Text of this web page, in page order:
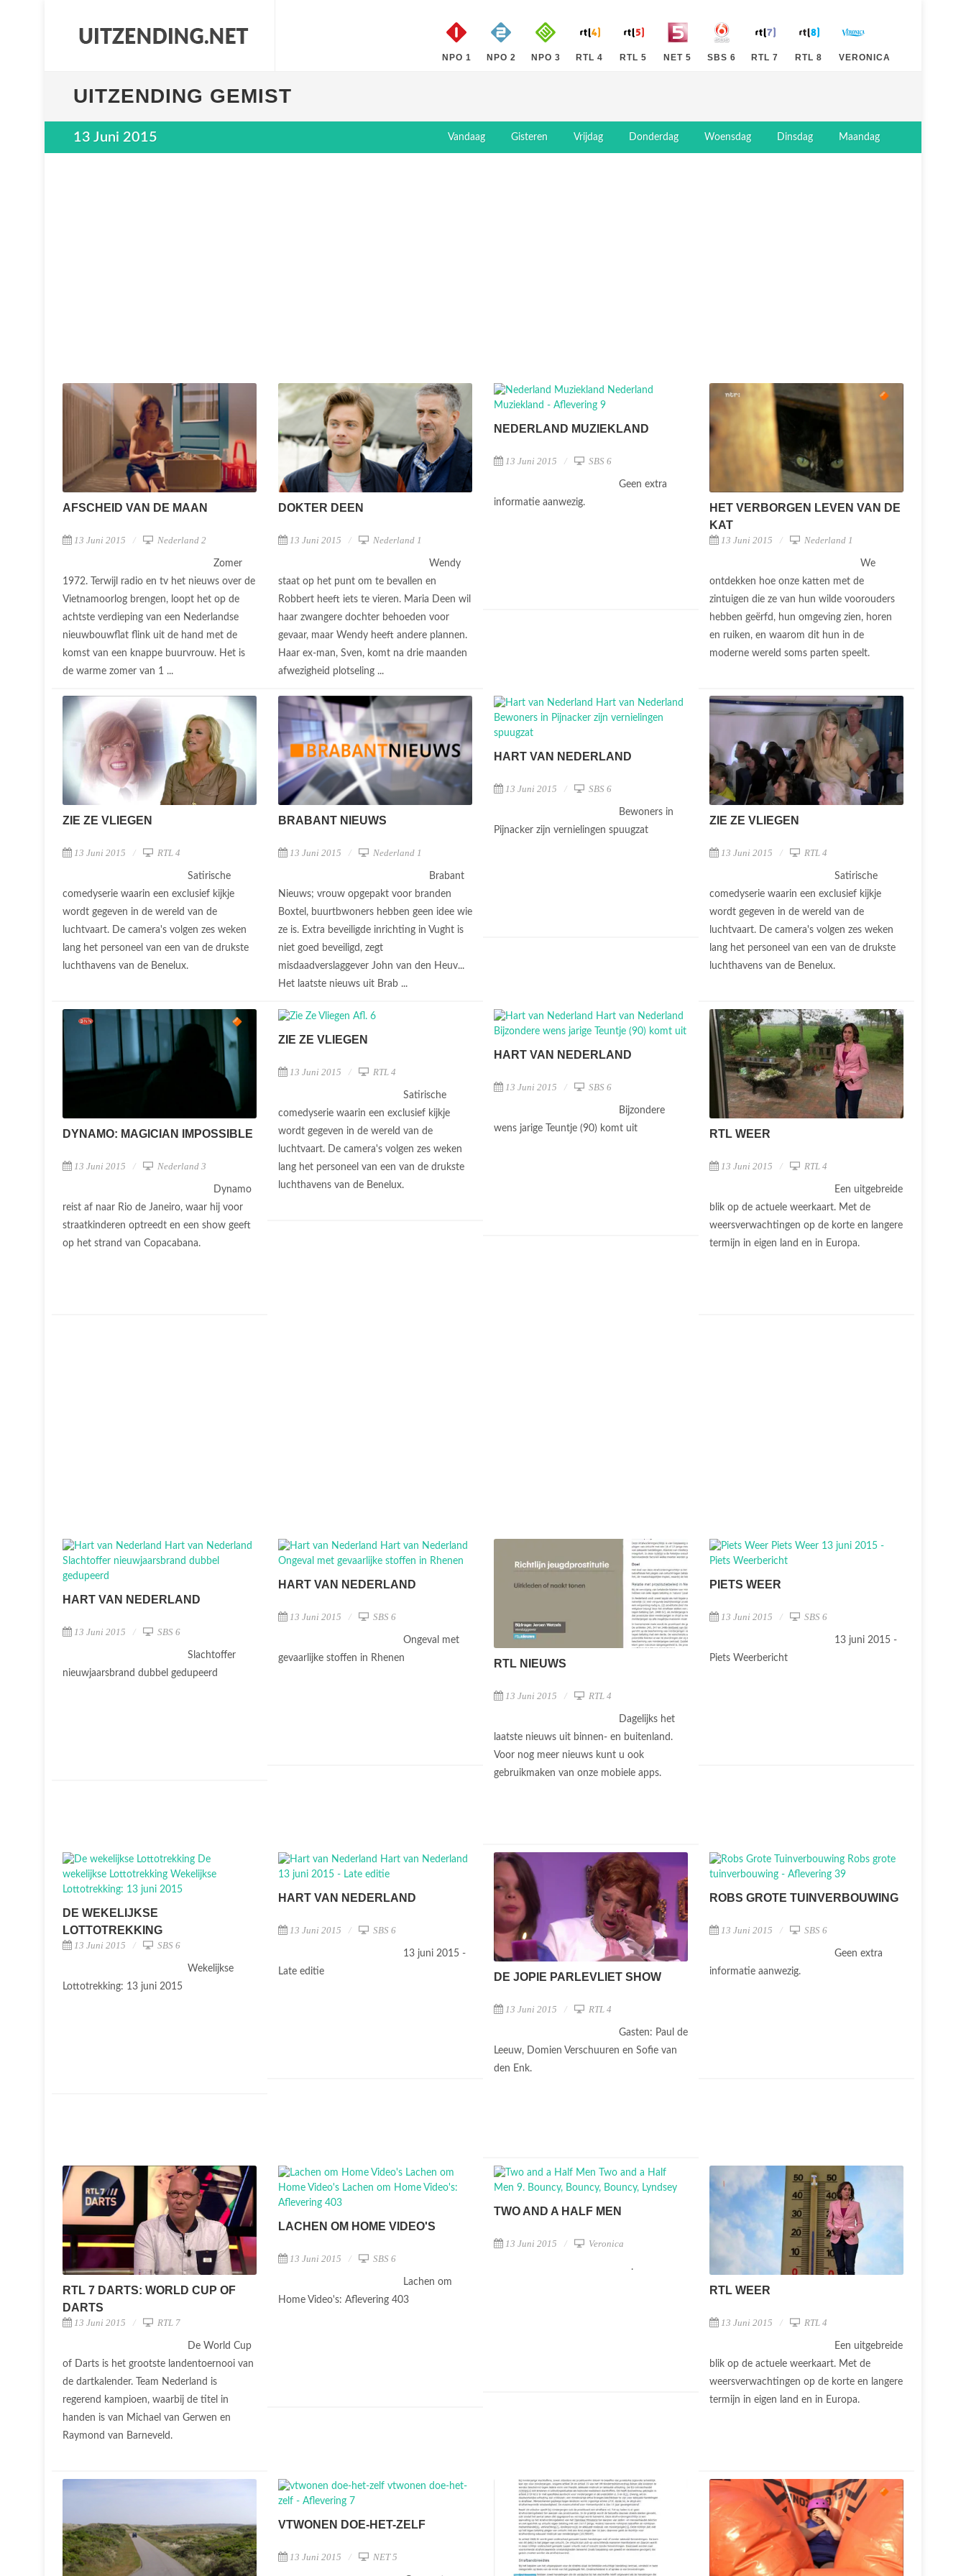
NPO 1 NPO 2 NPO 3 RTL 4 RTL 5 NET 5 SBS 6 RTL 7 RTL 8 VERONICA
UITZENDING GEMIST
13 Juni 2015 Vandaag Gisteren Vrijdag Donderdag Woensdag Dinsdag Maandag
AFSCHEID VAN DE MAAN
13 Juni 2015 Nederland 2
Zomer
1972. Terwijl radio en tv het nieuws over de
Vietnamoorlog brengen, loopt het op de
achtste verdieping van een Nederlandse
nieuwbouwflat flink uit de hand met de
komst van een knappe buurvrouw. Het is
de warme zomer van 1 ...
DOKTER DEEN
13 Juni 2015 Nederland 1
Wendy
staat op het punt om te bevallen en
Robbert heeft iets te vieren. Maria Deen wil
haar zwangere dochter behoeden voor
gevaar, maar Wendy heeft andere plannen.
Haar ex-man, Sven, komt na drie maanden
afwezigheid plotseling ...
NEDERLAND MUZIEKLAND
13 Juni 2015 SBS 6
Geen extra
informatie aanwezig.
HET VERBORGEN LEVEN VAN DE
KAT
13 Juni 2015 Nederland 1
We
ontdekken hoe onze katten met de
zintuigen die ze van hun wilde voorouders
hebben geërfd, hun omgeving zien, horen
en ruiken, en waarom dit hun in de
moderne wereld soms parten speelt.
ZIE ZE VLIEGEN
13 Juni 2015 RTL 4
Satirische
comedyserie waarin een exclusief kijkje
wordt gegeven in de wereld van de
luchtvaart. De camera's volgen zes weken
lang het personeel van een van de drukste
luchthavens van de Benelux.
BRABANT NIEUWS
13 Juni 2015 Nederland 1
Brabant
Nieuws; vrouw opgepakt voor branden
Boxtel, buurtbwoners hebben geen idee wie
ze is. Extra beveiligde inrichting in Vught is
niet goed beveiligd, zegt
misdaadverslaggever John van den Heuv...
Het laatste nieuws uit Brab ...
HART VAN NEDERLAND
13 Juni 2015 SBS 6
Bewoners in
Pijnacker zijn vernielingen spuugzat
ZIE ZE VLIEGEN
13 Juni 2015 RTL 4
Satirische
comedyserie waarin een exclusief kijkje
wordt gegeven in de wereld van de
luchtvaart. De camera's volgen zes weken
lang het personeel van een van de drukste
luchthavens van de Benelux.
DYNAMO: MAGICIAN IMPOSSIBLE
13 Juni 2015 Nederland 3
Dynamo
reist af naar Rio de Janeiro, waar hij voor
straatkinderen optreedt en een show geeft
op het strand van Copacabana.
ZIE ZE VLIEGEN
13 Juni 2015 RTL 4
Satirische
comedyserie waarin een exclusief kijkje
wordt gegeven in de wereld van de
luchtvaart. De camera's volgen zes weken
lang het personeel van een van de drukste
luchthavens van de Benelux.
HART VAN NEDERLAND
13 Juni 2015 SBS 6
Bijzondere
wens jarige Teuntje (90) komt uit
RTL WEER
13 Juni 2015 RTL 4
Een uitgebreide
blik op de actuele weerkaart. Met de
weersverwachtingen op de korte en langere
termijn in eigen land en in Europa.
HART VAN NEDERLAND
13 Juni 2015 SBS 6
Slachtoffer
nieuwjaarsbrand dubbel gedupeerd
HART VAN NEDERLAND
13 Juni 2015 SBS 6
Ongeval met
gevaarlijke stoffen in Rhenen
RTL NIEUWS
13 Juni 2015 RTL 4
Dagelijks het
laatste nieuws uit binnen- en buitenland.
Voor nog meer nieuws kunt u ook
gebruikmaken van onze mobiele apps.
PIETS WEER
13 Juni 2015 SBS 6
13 juni 2015 -
Piets Weerbericht
DE WEKELIJKSE
LOTTOTREKKING
13 Juni 2015 SBS 6
Wekelijkse
Lottotrekking: 13 juni 2015
HART VAN NEDERLAND
13 Juni 2015 SBS 6
13 juni 2015 -
Late editie
DE JOPIE PARLEVLIET SHOW
13 Juni 2015 RTL 4
Gasten: Paul de
Leeuw, Domien Verschuuren en Sofie van
den Enk.
ROBS GROTE TUINVERBOUWING
13 Juni 2015 SBS 6
Geen extra
informatie aanwezig.
RTL 7 DARTS: WORLD CUP OF
DARTS
13 Juni 2015 RTL 7
De World Cup
of Darts is het grootste landentoernooi van
de dartkalender. Team Nederland is
regerend kampioen, waarbij de titel in
handen is van Michael van Gerwen en
Raymond van Barneveld.
LACHEN OM HOME VIDEO'S
13 Juni 2015 SBS 6
Lachen om
Home Video's: Aflevering 403
TWO AND A HALF MEN
13 Juni 2015 Veronica
.
RTL WEER
13 Juni 2015 RTL 4
Een uitgebreide
blik op de actuele weerkaart. Met de
weersverwachtingen op de korte en langere
termijn in eigen land en in Europa.
VTWONEN DOE-HET-ZELF
13 Juni 2015 NET 5